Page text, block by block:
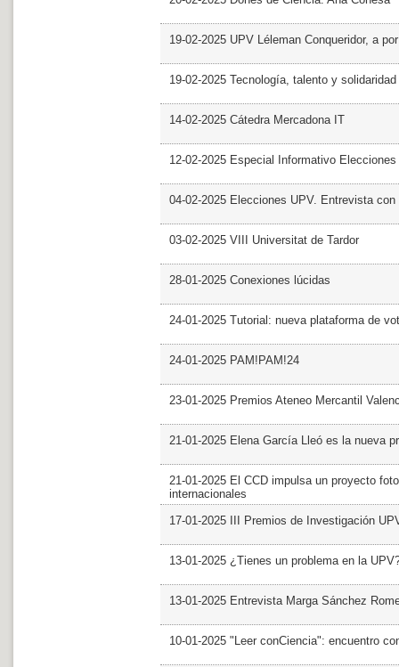
19-02-2025 UPV Léleman Conqueridor, a
19-02-2025 Tecnología, talento y
14-02-2025 Cátedra Mercadona IT
12-02-2025 Especial Informativo Elecciones
04-02-2025 Elecciones UPV. Entrevista con
03-02-2025 VIII Universitat de Tardor
28-01-2025 Conexiones lúcidas
24-01-2025 Tutorial: nueva plataforma de
24-01-2025 PAM!PAM!24
23-01-2025 Premios Ateneo Mercantil
21-01-2025 Elena García Lleó es la nueva
21-01-2025 El CCD impulsa un proyecto
internacionales
17-01-2025 III Premios de Investigación
13-01-2025 ¿Tienes un problema en la
13-01-2025 Entrevista Marga Sánchez
10-01-2025 "Leer conCiencia": encuentro